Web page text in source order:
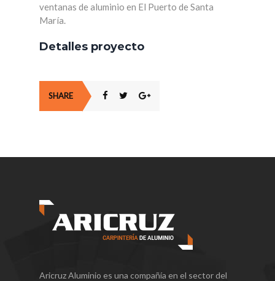
ventanas de aluminio en El Puerto de Santa
María.
Detalles proyecto
SHARE
Aricruz Aluminio es una compañía en el sector del